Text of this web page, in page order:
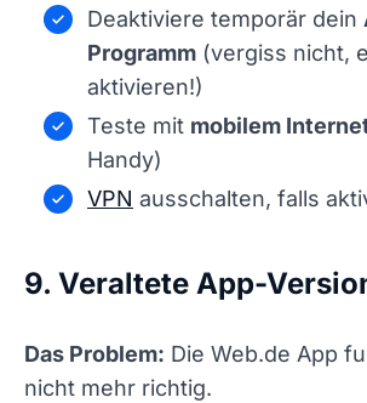
Deaktiviere temporär dein
Programm (vergiss nicht,
aktivieren!)
Teste mit mobilem
Handy)
VPN ausschalten, falls
9. Veraltete App-
Das Problem: Die Web.de App
nicht mehr richtig.